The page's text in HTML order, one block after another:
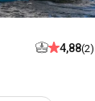
4,88(2)